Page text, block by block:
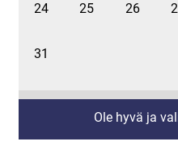
24 25 26
31
Ole hyvä ja